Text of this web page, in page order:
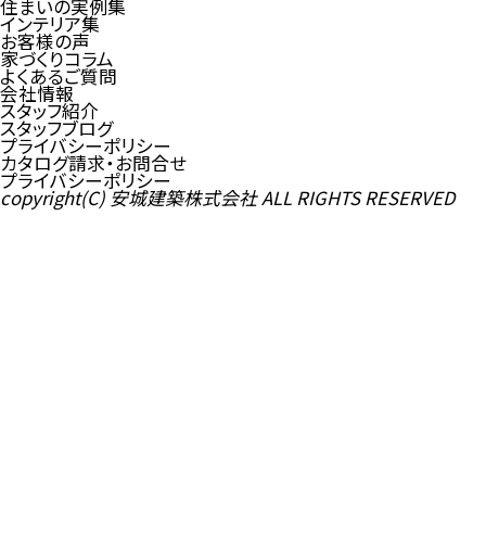
住まいの実例集
インテリア集
お客様の声
家づくりコラム
よくあるご質問
会社情報
スタッフ紹介
スタッフブログ
プライバシーポリシー
カタログ請求・お問合せ
プライバシーポリシー
copyright(C) 安城建築株式会社 ALL RIGHTS RESERVED